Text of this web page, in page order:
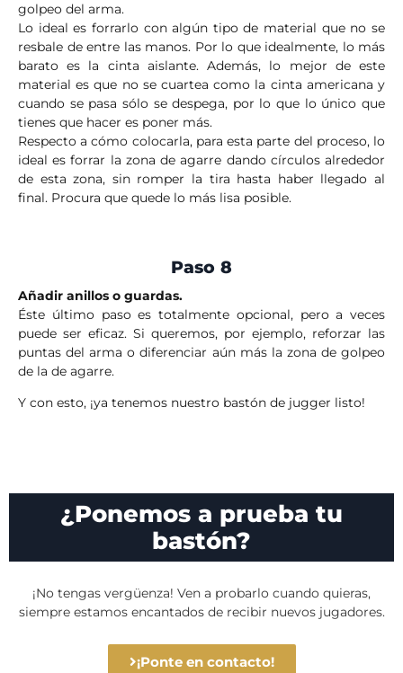
golpeo del arma.
Lo ideal es forrarlo con algún tipo de material que no se
resbale de entre las manos. Por lo que idealmente, lo más
barato es la cinta aislante. Además, lo mejor de este
material es que no se cuartea como la cinta americana y
cuando se pasa sólo se despega, por lo que lo único que
tienes que hacer es poner más.
Respecto a cómo colocarla, para esta parte del proceso, lo
ideal es forrar la zona de agarre dando círculos alrededor
de esta zona, sin romper la tira hasta haber llegado al
final. Procura que quede lo más lisa posible.
Paso 8
Añadir anillos o guardas.
Éste último paso es totalmente opcional, pero a veces
puede ser eficaz. Si queremos, por ejemplo, reforzar las
puntas del arma o diferenciar aún más la zona de golpeo
de la de agarre.
Y con esto, ¡ya tenemos nuestro bastón de jugger listo!
¿Ponemos a prueba tu
bastón?
¡No tengas vergüenza! Ven a probarlo cuando quieras,
siempre estamos encantados de recibir nuevos jugadores.
¡Ponte en contacto!